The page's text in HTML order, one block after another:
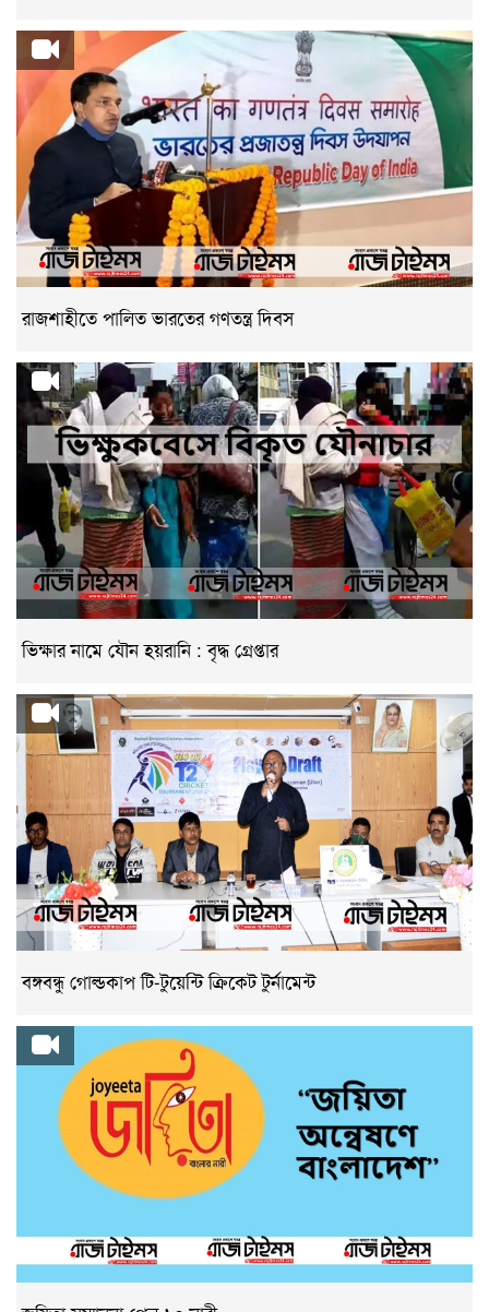
রাজশাহীতে পালিত ভারতের গণতন্ত্র দিবস
ভিক্ষার নামে যৌন হয়রানি : বৃদ্ধ গ্রেপ্তার
বঙ্গবন্ধু গোল্ডকাপ টি-টুয়েন্টি ক্রিকেট টুর্নামেন্ট